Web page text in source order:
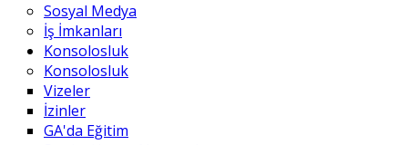
Sosyal Medya
İş İmkanları
Konsolosluk
Konsolosluk
Vizeler
İzinler
GA'da Eğitim